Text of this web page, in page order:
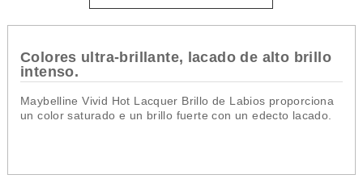
Colores ultra-brillante, lacado de alto brillo
intenso.
Maybelline Vivid Hot Lacquer Brillo de Labios proporciona
un color saturado e un brillo fuerte con un edecto lacado.